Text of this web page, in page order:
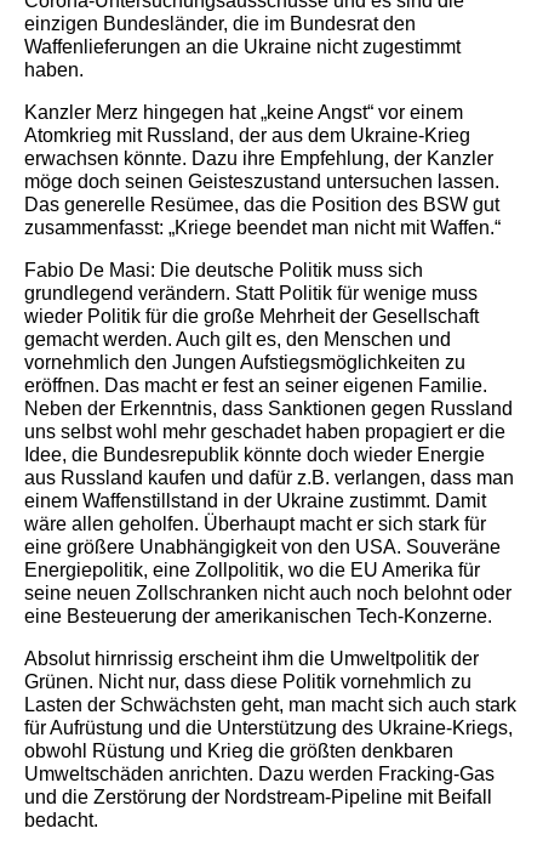
einzigen Bundesländer, die im Bundesrat den
Waffenlieferungen an die Ukraine nicht zugestimmt
haben.
Kanzler Merz hingegen hat „keine Angst“ vor einem
Atomkrieg mit Russland, der aus dem Ukraine-Krieg
erwachsen könnte. Dazu ihre Empfehlung, der Kanzler
möge doch seinen Geisteszustand untersuchen lassen.
Das generelle Resümee, das die Position des BSW gut
zusammenfasst: „Kriege beendet man nicht mit Waffen.“
Fabio De Masi: Die deutsche Politik muss sich
grundlegend verändern. Statt Politik für wenige muss
wieder Politik für die große Mehrheit der Gesellschaft
gemacht werden. Auch gilt es, den Menschen und
vornehmlich den Jungen Aufstiegsmöglichkeiten zu
eröffnen. Das macht er fest an seiner eigenen Familie.
Neben der Erkenntnis, dass Sanktionen gegen Russland
uns selbst wohl mehr geschadet haben propagiert er die
Idee, die Bundesrepublik könnte doch wieder Energie
aus Russland kaufen und dafür z.B. verlangen, dass man
einem Waffenstillstand in der Ukraine zustimmt. Damit
wäre allen geholfen. Überhaupt macht er sich stark für
eine größere Unabhängigkeit von den USA. Souveräne
Energiepolitik, eine Zollpolitik, wo die EU Amerika für
seine neuen Zollschranken nicht auch noch belohnt oder
eine Besteuerung der amerikanischen Tech-Konzerne.
Absolut hirnrissig erscheint ihm die Umweltpolitik der
Grünen. Nicht nur, dass diese Politik vornehmlich zu
Lasten der Schwächsten geht, man macht sich auch stark
für Aufrüstung und die Unterstützung des Ukraine-Kriegs,
obwohl Rüstung und Krieg die größten denkbaren
Umweltschäden anrichten. Dazu werden Fracking-Gas
und die Zerstörung der Nordstream-Pipeline mit Beifall
bedacht.